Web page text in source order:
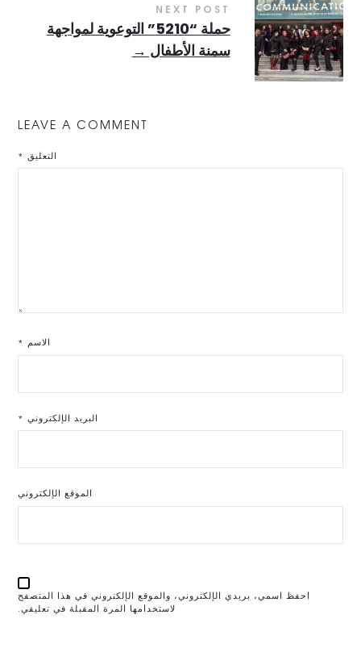
NEXT POST
حملة “5210” التوعوية لمواجهة
سمنة الأطفال →
LEAVE A COMMENT
التعليق *
الاسم *
البريد الإلكتروني *
الموقع الإلكتروني
احفظ اسمي، بريدي الإلكتروني، والموقع الإلكتروني في هذا المتصفح
لاستخدامها المرة المقبلة في تعليقي.